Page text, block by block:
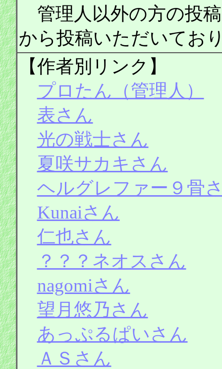
管理人以外の方の投
から投稿いただいてお
【作者別リンク】
プロたん（管理人）
表さん
光の戦士さん
夏咲サカキさん
ヘルグレファー９骨
Kunaiさん
仁也さん
？？？ネオスさん
nagomiさん
望月悠乃さん
あっぷるぱいさん
ＡＳさん